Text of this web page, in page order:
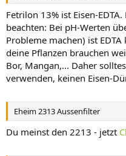
Fetrilon 13% ist Eisen-
beachten: Bei pH-Werten
Probleme machen) ist
deine Pflanzen brauchen
Bor, Mangan,... Daher
verwenden, keinen Eisen-
Eheim 2313 Aussenfilter
Du meinst den 2213 - jetzt